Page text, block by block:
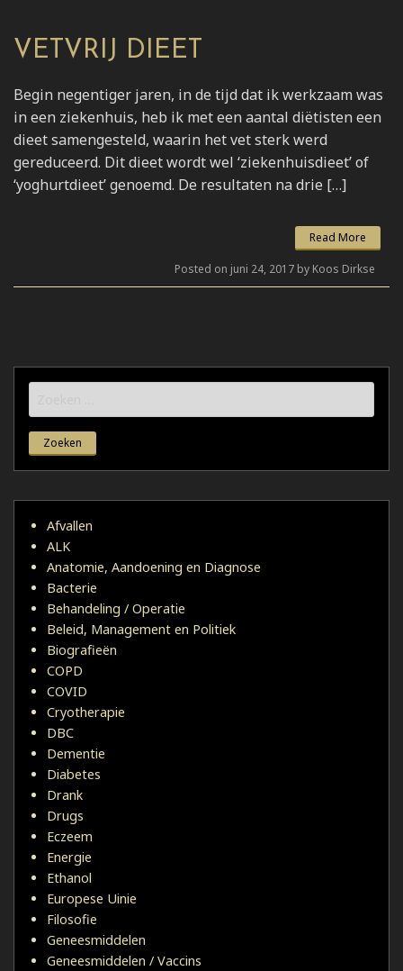
VETVRIJ DIEET
Begin negentiger jaren, in de tijd dat ik werkzaam was
in een ziekenhuis, heb ik met een aantal diëtisten een
dieet samengesteld, waarin het vet sterk werd
gereduceerd. Dit dieet wordt wel ‘ziekenhuisdieet’ of
‘yoghurtdieet’ genoemd. De resultaten na drie […]
Read More
Posted on juni 24, 2017 by Koos Dirkse
naar:
Afvallen
ALK
Anatomie, Aandoening en Diagnose
Bacterie
Behandeling / Operatie
Beleid, Management en Politiek
Biografieën
COPD
COVID
Cryotherapie
DBC
Dementie
Diabetes
Drank
Drugs
Eczeem
Energie
Ethanol
Europese Uinie
Filosofie
Geneesmiddelen
Geneesmiddelen / Vaccins